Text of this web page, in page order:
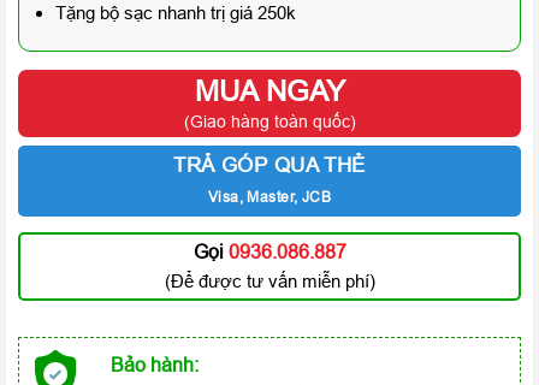
Tặng bộ sạc nhanh trị giá 250k
MUA NGAY
(Giao hàng toàn quốc)
TRẢ GÓP QUA THẺ
Visa, Master, JCB
Gọi 0936.086.887
(Để được tư vấn miễn phí)
Bảo hành: